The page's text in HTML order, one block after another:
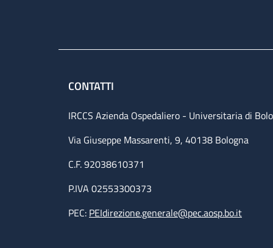
CONTATTI
IRCCS Azienda Ospedaliero - Universitaria di
Via Giuseppe Massarenti, 9, 40138 Bologna
C.F. 92038610371
P.IVA 02553300373
PEC: PEIdirezione.generale@pec.aosp.bo.it